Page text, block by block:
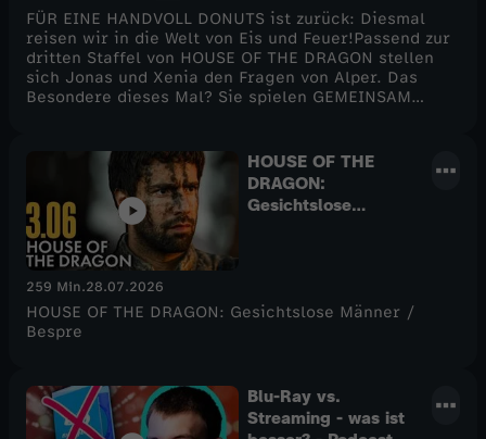
FÜR EINE HANDVOLL DONUTS ist zurück: Diesmal
reisen wir in die Welt von Eis und Feuer!Passend zur
dritten Staffel von HOUSE OF THE DRAGON stellen
sich Jonas und Xenia den Fragen von Alper. Das
Besondere dieses Mal? Sie spielen GEMEINSAM
zurückzuschlagen? Oder werden sie von den
Anderen, den Weißen Wanderern und dem
Nachtkönig, vernichtet?Die Fragen drehen sich
dabei nicht nur um HOUSE OF THE DRAGON, sondern
um die Bücher rund um DAS LIED VON EIS UND
FEUER, um die Originalserie GAME OF THRONES,
aber auch um A KNIGHT OF THE SEVEN KINGDOMS
oder FEUER & BLUT.Wer weiß mehr über Westeros,
das Haus Targaryen und die vielen Figuren, die
George R. R. Martin geschaffen hat?Findet es heraus
STRIKES BACK!
HOUSE OF THE
DRAGON:
Gesichtslose
259 Min.28.07.2026
HOUSE OF THE DRAGON: Gesichtslose Männer /
Bespre
Blu-Ray vs.
Streaming - was ist